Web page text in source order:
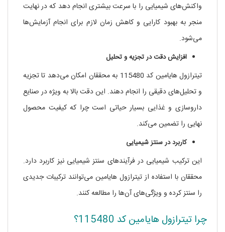
واکنش‌های شیمیایی را با سرعت بیشتری انجام دهد که در نهایت
منجر به بهبود کارایی و کاهش زمان لازم برای انجام آزمایش‌ها
می‌شود.
افزایش دقت در تجزیه و تحلیل
تیترازول هایامین کد 115480 به محققان امکان می‌دهد تا تجزیه
و تحلیل‌های دقیقی را انجام دهند. این دقت بالا به ویژه در صنایع
داروسازی و غذایی بسیار حیاتی است چرا که کیفیت محصول
نهایی را تضمین می‌کند.
کاربرد در سنتز شیمیایی
این ترکیب شیمیایی در فرآیندهای سنتز شیمیایی نیز کاربرد دارد.
محققان با استفاده از تیترازول هایامین می‌توانند ترکیبات جدیدی
را سنتز کرده و ویژگی‌های آن‌ها را مطالعه کنند.
چرا تیترازول هایامین کد 115480؟